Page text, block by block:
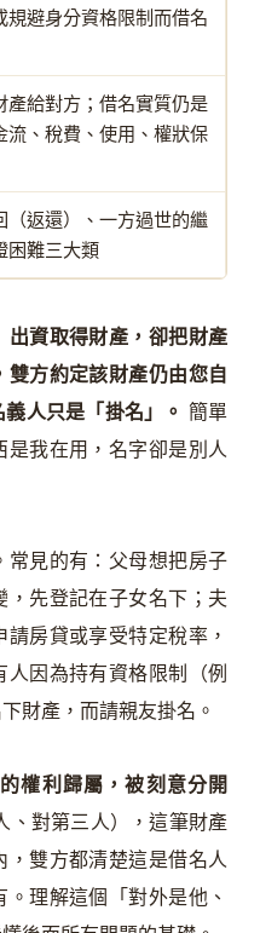
規避身分資格限制而借名
產給對方；借名實質仍是
流、稅費、使用、權狀保
（返還）、一方過世的繼
困難三大類
出資取得財產，卻把財產
方約定該財產仍由您自
人只是「掛名」。 簡單
我在用，名字卻是別人
常見的有：父母想把房子
，先登記在子女名下；夫
房貸或享受特定稅率，
因為持有資格限制（例
財產，而請親友掛名。
權利歸屬，被刻意分開
、對第三人），這筆財產
雙方都清楚這是借名人
理解這個「對外是他、